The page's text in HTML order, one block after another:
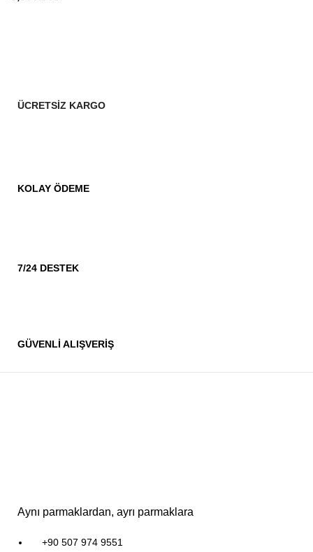
ÜCRETSİZ KARGO
KOLAY ÖDEME
7/24 DESTEK
GÜVENLİ ALIŞVERİŞ
Aynı parmaklardan, ayrı parmaklara
+90 507 974 9551